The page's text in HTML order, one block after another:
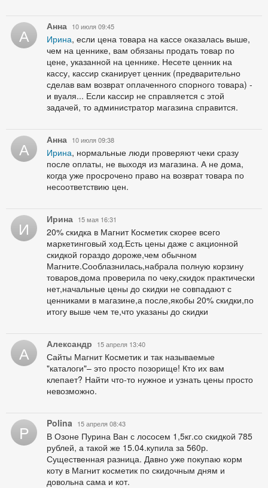
А Анна 10 июля 09:45
Ирина, если цена товара на кассе оказалась выше,
чем на ценнике, вам обязаны продать товар по
цене, указанной на ценнике. Несете ценник на
кассу, кассир сканирует ценник (предварительно
сделав вам возврат оплаченного спорного товара) -
и вуаля... Если кассир не справляется с этой
задачей, то администратор магазина справится.
А Анна 10 июля 09:38
Ирина, нормальные люди проверяют чеки сразу
после оплаты, не выходя из магазина. А не дома,
когда уже просрочено право на возврат товара по
несоответствию цен.
И Ирина 15 мая 16:31
20% скидка в Магнит Косметик скорее всего
маркетинговый ход.Есть цены даже с акционной
скидкой гораздо дороже,чем обычном
Магните.Сооблазнилась,набрала полную корзину
товаров,дома проверила по чеку,скидок практически
нет,начальные цены до скидки не совпадают с
ценниками в магазине,а после,якобы 20% скидки,по
итогу выше чем те,что указаны до скидки
А Александр 15 апреля 13:40
Сайты Магнит Косметик и так называемые
"каталоги"– это просто позорище! Кто их вам
клепает? Найти что-то нужное и узнать цены просто
невозможно.
P Polina 15 апреля 08:43
В Озоне Пурина Ван с лососем 1,5кг.со скидкой 785
рублей, а такой же 15.04.купила за 560р.
Существенная разница. Давно уже покупаю корм
коту в Магнит косметик по скидочным дням и
довольна сама и кот.